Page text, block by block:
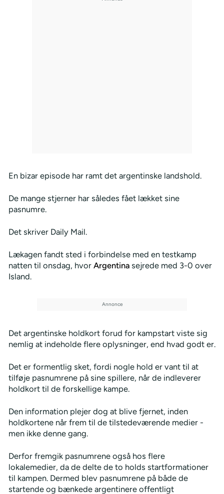
En bizar episode har ramt det argentinske landshold.
De mange stjerner har således fået lækket sine
pasnumre.
Det skriver Daily Mail.
Lækagen fandt sted i forbindelse med en testkamp
natten til onsdag, hvor Argentinasejrede med 3-0 over
Island.
Det argentinske holdkort forud for kampstart viste sig
nemlig at indeholde flere oplysninger, end hvad godt er.
Det er formentlig sket, fordi nogle hold er vant til at
tilføje pasnumrene på sine spillere, når de indleverer
holdkort til de forskellige kampe.
Den information plejer dog at blive fjernet, inden
holdkortene når frem til de tilstedeværende medier -
men ikke denne gang.
Derfor fremgik pasnumrene også hos flere
lokalemedier, da de delte de to holds startformationer
til kampen. Dermed blev pasnumrene på både de
startende og bænkede argentinere offentligt